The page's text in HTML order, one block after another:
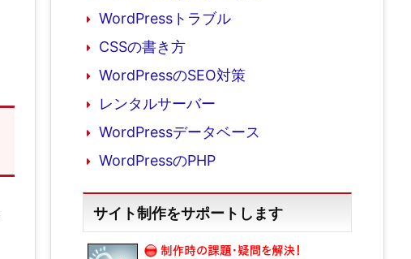
WordPressトラブル
CSSの書き方
WordPressのSEO対策
レンタルサーバー
WordPressデータベース
WordPressのPHP
サイト制作をサポートします